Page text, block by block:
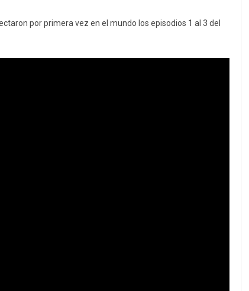
por primera vez en el mundo los episodios 1 al 3 del